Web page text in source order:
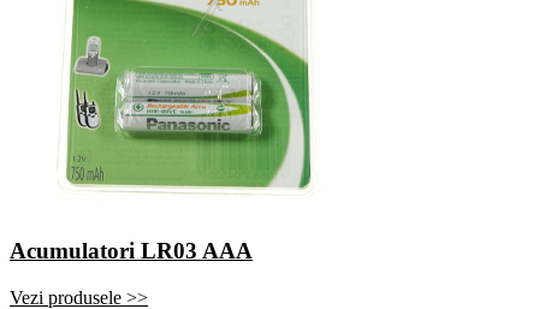
Acumulatori LR03 AAA
Vezi produsele >>